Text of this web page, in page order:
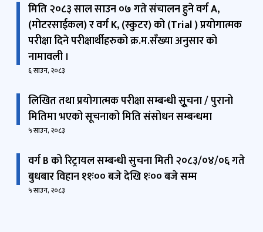
मिति २०८३ साल साउन ०७ गते संचालन हुने वर्ग A,
(मोटरसाईकल) र वर्ग K, (स्कुटर) को (Trial ) प्रयोगात्मक
परीक्षा दिने परीक्षार्थीहरुको क्र.म.सँख्या अनुसार को
नामावली ।
६ साउन, २०८३
लिखित तथा प्रयोगात्मक परीक्षा सम्बन्धी सुूचना / पुरानो
मितिमा भएको सूचनाको मिति संसोधन सम्बन्धमा
५ साउन, २०८३
वर्ग B को रिट्रायल सम्बन्धी सुचना मिती २०८३/०४/०६ गते
बुधबार विहान ११ः०० बजे देखि १ः०० बजे सम्म
५ साउन, २०८३